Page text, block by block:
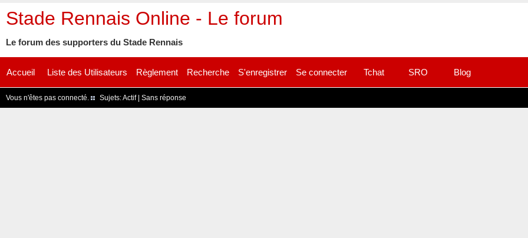
Stade Rennais Online - Le forum
Le forum des supporters du Stade Rennais
Accueil Liste des Utilisateurs Règlement Recherche S'enregistrer Se connecter Tchat SRO Blog
Vous n'êtes pas connecté. Sujets:Actif| Sans réponse